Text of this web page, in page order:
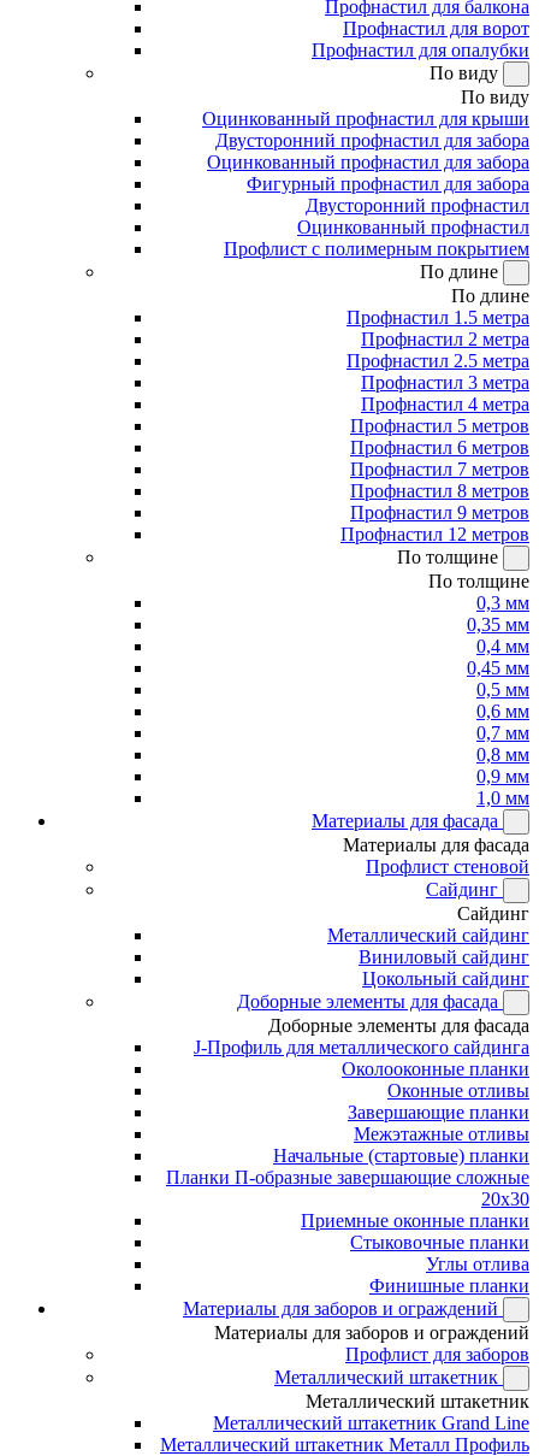
Профнастил для балкона
Профнастил для ворот
Профнастил для опалубки
По виду
По виду
Оцинкованный профнастил для крыши
Двусторонний профнастил для забора
Оцинкованный профнастил для забора
Фигурный профнастил для забора
Двусторонний профнастил
Оцинкованный профнастил
Профлист с полимерным покрытием
По длине
По длине
Профнастил 1.5 метра
Профнастил 2 метра
Профнастил 2.5 метра
Профнастил 3 метра
Профнастил 4 метра
Профнастил 5 метров
Профнастил 6 метров
Профнастил 7 метров
Профнастил 8 метров
Профнастил 9 метров
Профнастил 12 метров
По толщине
По толщине
0,3 мм
0,35 мм
0,4 мм
0,45 мм
0,5 мм
0,6 мм
0,7 мм
0,8 мм
0,9 мм
1,0 мм
Материалы для фасада
Материалы для фасада
Профлист стеновой
Сайдинг
Сайдинг
Металлический сайдинг
Виниловый сайдинг
Цокольный сайдинг
Доборные элементы для фасада
Доборные элементы для фасада
J-Профиль для металлического сайдинга
Околооконные планки
Оконные отливы
Завершающие планки
Межэтажные отливы
Начальные (стартовые) планки
Планки П-образные завершающие сложные
20x30
Приемные оконные планки
Стыковочные планки
Углы отлива
Финишные планки
Материалы для заборов и ограждений
Материалы для заборов и ограждений
Профлист для заборов
Металлический штакетник
Металлический штакетник
Металлический штакетник Grand Line
Металлический штакетник Металл Профиль